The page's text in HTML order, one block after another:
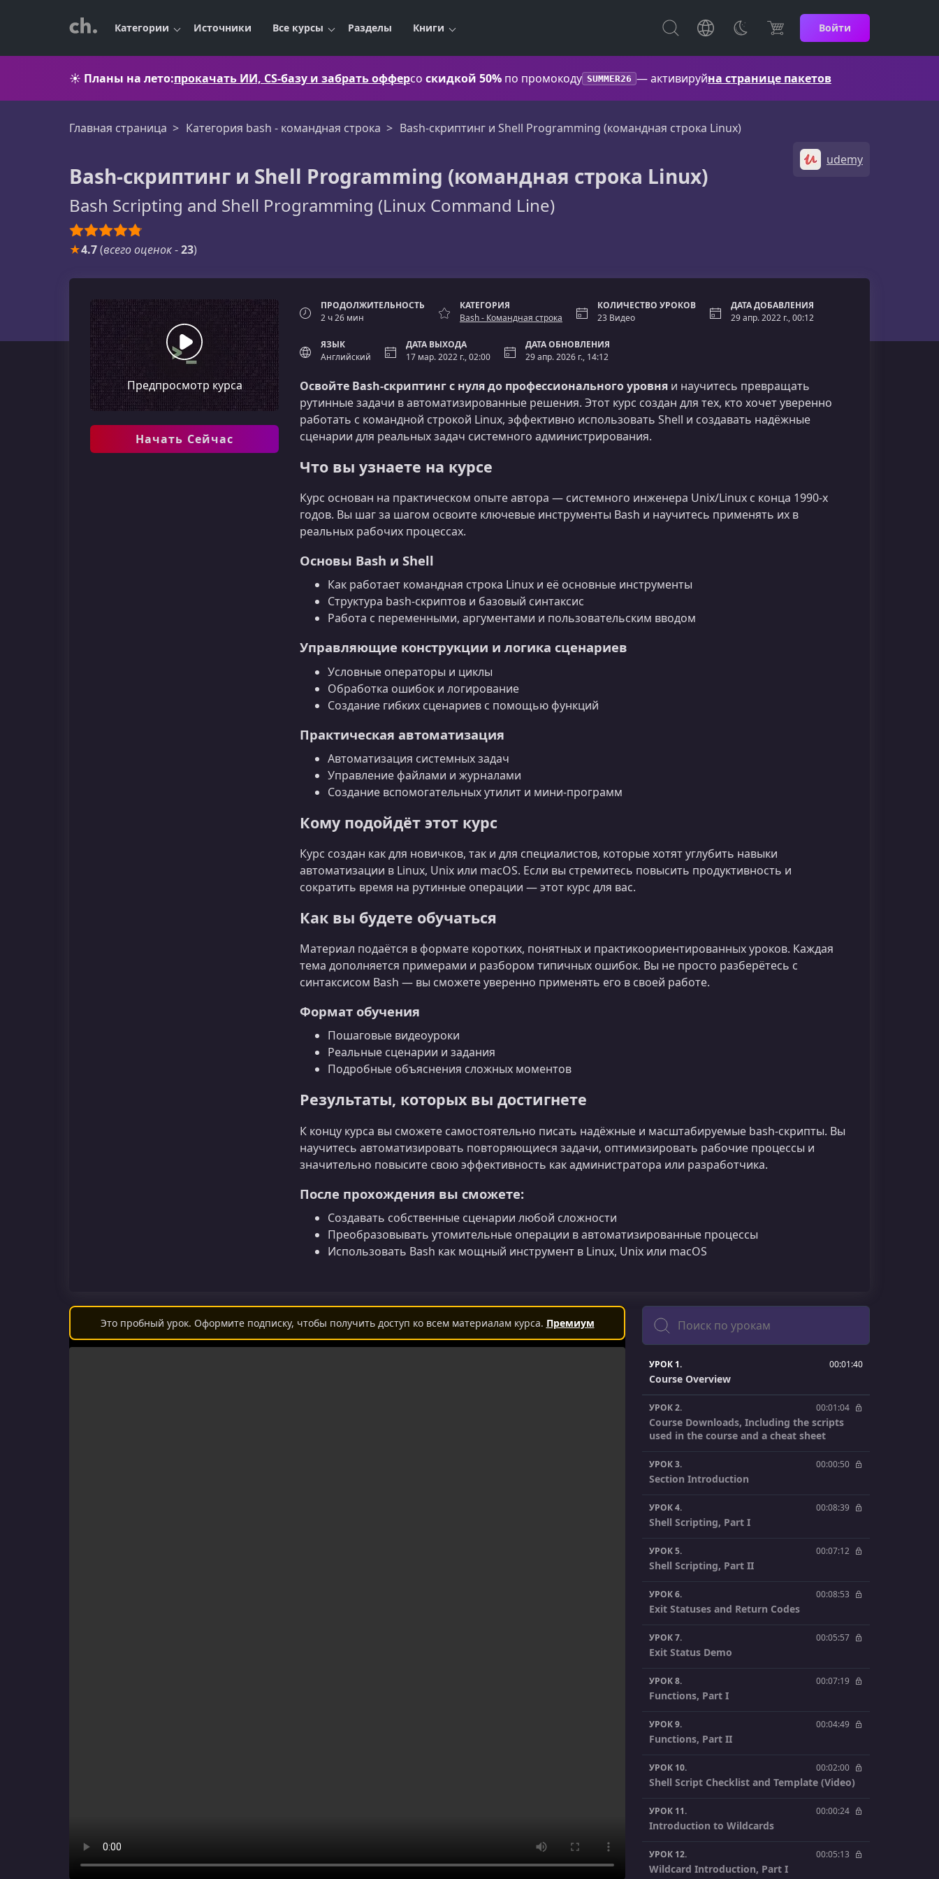
Категории Источники Все курсы Разделы Книги Войти
☀️ Планы на лето:прокачать ИИ, CS-базу и забрать офферсо скидкой 50% по промокоду SUMMER26 — активируйна странице пакетов
Главная страница Категория bash - командная строка Bash-скриптинг и Shell Programming (командная строка Linux)
Bash-скриптинг и Shell Programming (командная строка Linux)
Bash Scripting and Shell Programming (Linux Command Line)
udemy
★4.7(всего оценок-23)
Предпросмотр курса
Начать Сейчас
ПРОДОЛЖИТЕЛЬНОСТЬ
2 ч 26 мин
КАТЕГОРИЯ
Bash - Командная строка
КОЛИЧЕСТВО УРОКОВ
23 Видео
ДАТА ДОБАВЛЕНИЯ
29 апр. 2022 г., 00:12
ЯЗЫК
Английский
ДАТА ВЫХОДА
17 мар. 2022 г., 02:00
ДАТА ОБНОВЛЕНИЯ
29 апр. 2026 г., 14:12
Освойте Bash-скриптинг с нуля до профессионального уровня и научитесь превращать
рутинные задачи в автоматизированные решения. Этот курс создан для тех, кто хочет уверенно
работать с командной строкой Linux, эффективно использовать Shell и создавать надёжные
сценарии для реальных задач системного администрирования.
Что вы узнаете на курсе
Курс основан на практическом опыте автора — системного инженера Unix/Linux с конца 1990‑х
годов. Вы шаг за шагом освоите ключевые инструменты Bash и научитесь применять их в
реальных рабочих процессах.
Основы Bash и Shell
Как работает командная строка Linux и её основные инструменты
Структура bash‑скриптов и базовый синтаксис
Работа с переменными, аргументами и пользовательским вводом
Управляющие конструкции и логика сценариев
Условные операторы и циклы
Обработка ошибок и логирование
Создание гибких сценариев с помощью функций
Практическая автоматизация
Автоматизация системных задач
Управление файлами и журналами
Создание вспомогательных утилит и мини‑программ
Кому подойдёт этот курс
Курс создан как для новичков, так и для специалистов, которые хотят углубить навыки
автоматизации в Linux, Unix или macOS. Если вы стремитесь повысить продуктивность и
сократить время на рутинные операции — этот курс для вас.
Как вы будете обучаться
Материал подаётся в формате коротких, понятных и практикоориентированных уроков. Каждая
тема дополняется примерами и разбором типичных ошибок. Вы не просто разберётесь с
синтаксисом Bash — вы сможете уверенно применять его в своей работе.
Формат обучения
Пошаговые видеоуроки
Реальные сценарии и задания
Подробные объяснения сложных моментов
Результаты, которых вы достигнете
К концу курса вы сможете самостоятельно писать надёжные и масштабируемые bash‑скрипты. Вы
научитесь автоматизировать повторяющиеся задачи, оптимизировать рабочие процессы и
значительно повысите свою эффективность как администратора или разработчика.
После прохождения вы сможете:
Создавать собственные сценарии любой сложности
Преобразовывать утомительные операции в автоматизированные процессы
Использовать Bash как мощный инструмент в Linux, Unix или macOS
Это пробный урок. Оформите подписку, чтобы получить доступ ко всем материалам курса. Премиум
Поиск
УРОК 1. 00:01:40
Course Overview
УРОК 2. 00:01:04
Course Downloads, Including the scripts
used in the course and a cheat sheet
УРОК 3. 00:00:50
Section Introduction
УРОК 4. 00:08:39
Shell Scripting, Part I
УРОК 5. 00:07:12
Shell Scripting, Part II
УРОК 6. 00:08:53
Exit Statuses and Return Codes
УРОК 7. 00:05:57
Exit Status Demo
УРОК 8. 00:07:19
Functions, Part I
УРОК 9. 00:04:49
Functions, Part II
УРОК 10. 00:02:00
Shell Script Checklist and Template (Video)
УРОК 11. 00:00:24
Introduction to Wildcards
УРОК 12. 00:05:13
Wildcard Introduction, Part I